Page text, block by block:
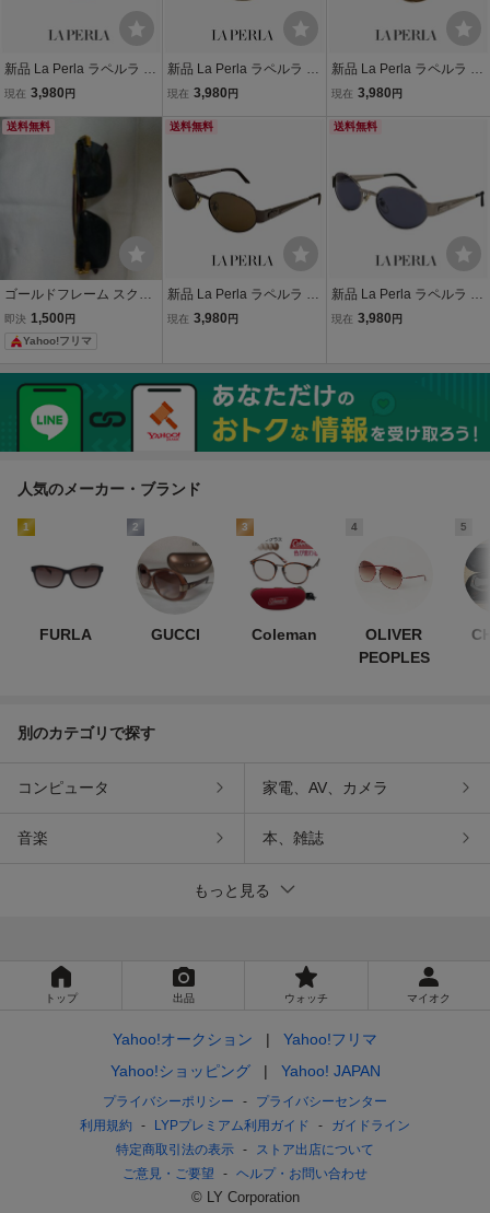
新品 La Perla ラペルラ サ
ングラス spe500-r09 オー
ユニセックスモデル メタ
ル フレーム イタリア製 バ
現在 3,980 円
新品 La Perla ラペルラ サ
ングラス spe500-349 オ
ズ ユニセックスモデル メ
バネ蝶番
現在 3,980 円
新品 La Perla ラペルラ サ
ングラス spe505-349 オ
ズ ユニセックスモデル メ
現在 3,980 円
送料無料
ゴールドフレーム スクエ
ア型 サングラス メンズ
即決 1,500 円
Yahoo!フリマ
送料無料
新品 La Perla ラペルラ サ
ングラス spe505-q93 オ
タル フレーム イタリア製
バネ蝶番
現在 3,980 円
送料無料
新品 La Perla ラペルラ サ
ングラス spe505-584 オ
タル フレーム イタリア製
バネ蝶番
現在 3,980 円
人気のメーカー・ブランド
1
FURLA
2
GUCCI
3
Coleman
4
OLIVER
PEOPLES
5
別のカテゴリで探す
コンピュータ 家電、AV、カメラ
音楽 本、雑誌
もっと見る
トップ 出品 ウォッチ マイオク
Yahoo!オークション
Yahoo!フリマ
Yahoo!ショッピング
Yahoo! JAPAN
プライバシーポリシー
プライバシーセンター
利用規約
LYPプレミアム利用ガイド
ガイドライン
特定商取引法の表示
ストア出店について
ご意見・ご要望
ヘルプ・お問い合わせ
© LY Corporation